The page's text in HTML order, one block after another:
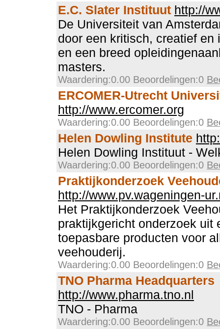
E.C. Slater Instituut http://
De Universiteit van
door een kritisch, creatief en
en een breed
masters.
Waardering:0.00 Beoordelingen:0
ERCOMER-Utrecht
http://www.ercomer.org
Waardering:0.00 Beoordelingen:0
Helen Dowling Institute
Helen Dowling Instituut -
Waardering:0.00 Beoordelingen:0
Praktijkonderzoek
http://www.pv.wageningen-
Het Praktijkonderzoek
praktijkgericht onderzoek uit
toepasbare producten voor
veehouderij.
Waardering:0.00 Beoordelingen:0
TNO Pharma Headquarters
http://www.pharma.tno.nl
TNO - Pharma
Waardering:0.00 Beoordelingen:0